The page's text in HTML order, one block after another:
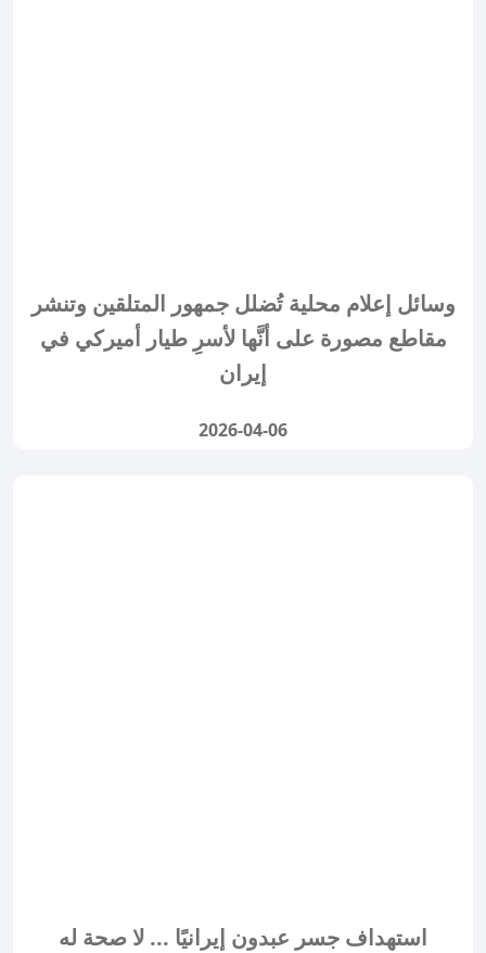
وسائل إعلام محلية تُضلل جمهور المتلقين وتنشر
مقاطع مصورة على أنَّها لأسرِ طيار أميركي في
إيران
2026-04-06
استهداف جسر عبدون إيرانيًا ... لا صحة له